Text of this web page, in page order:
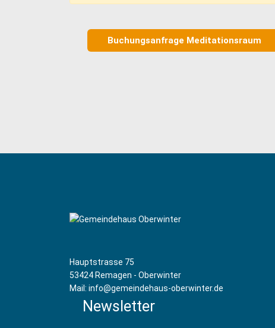
Buchungsanfrage Meditationsraum
Hauptstrasse 75
53424 Remagen - Oberwinter
Mail: info@gemeindehaus-oberwinter.de
Newsletter